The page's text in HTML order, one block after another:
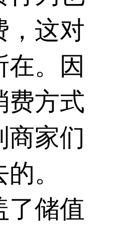
，这对
。因
费方式
商家们
。
了储值